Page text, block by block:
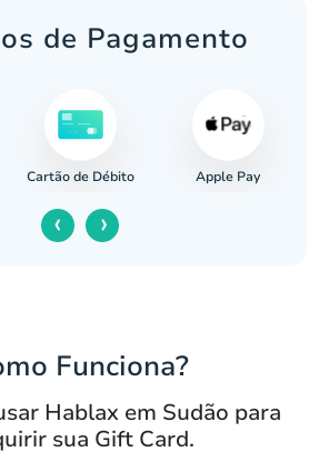
de Pagamento
Cartão de Débito Apple Pay
‹ ›
Funciona?
Hablax em Sudão para
sua Gift Card.